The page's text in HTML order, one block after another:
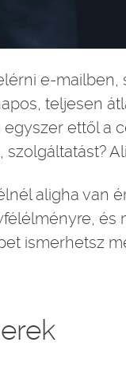
e-mailben,
teljesen
ettől a
aligha van
ismerhetsz